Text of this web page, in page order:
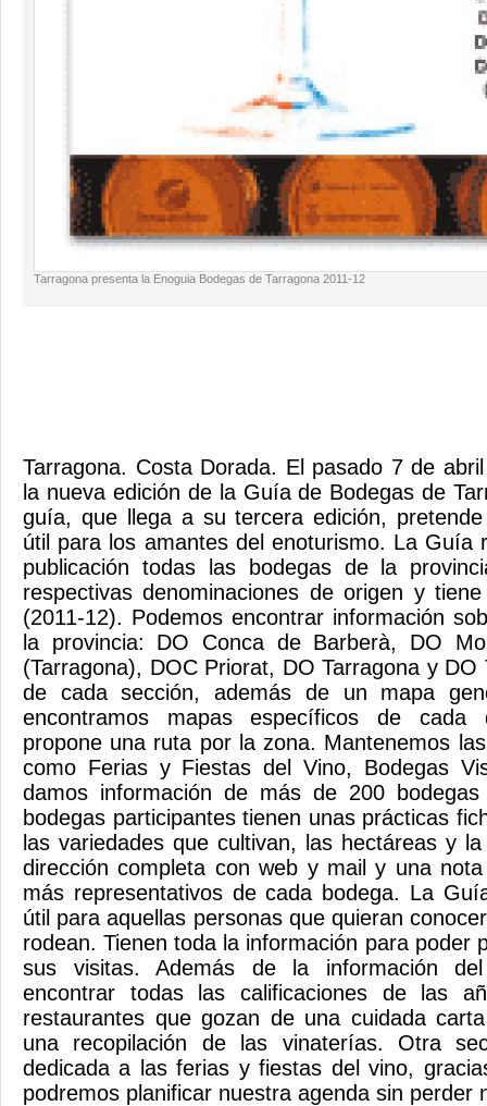
Tarragona presenta la Enoguia Bodegas de Tarragona 2011-12
Tarragona. Costa Dorada. El pasado 7 de
la nueva edición de la Guía de Bodegas de
guía, que llega a su tercera edición,
útil para los amantes del enoturismo. La Guía
publicación todas las bodegas de la
respectivas denominaciones de origen y
(2011-12). Podemos encontrar información
la provincia: DO Conca de Barberà, DO
(Tarragona), DOC Priorat, DO Tarragona y DO
de cada sección, además de un mapa
encontramos mapas específicos de cada
propone una ruta por la zona. Mantenemos
como Ferias y Fiestas del Vino, Bodegas
damos información de más de 200
bodegas participantes tienen unas prácticas
las variedades que cultivan, las hectáreas y
dirección completa con web y mail y una
más representativos de cada bodega. La
útil para aquellas personas que quieran
rodean. Tienen toda la información para poder
sus visitas. Además de la información del
encontrar todas las calificaciones de las
restaurantes que gozan de una cuidada
una recopilación de las vinaterías. Otra
dedicada a las ferias y fiestas del vino,
podremos planificar nuestra agenda sin